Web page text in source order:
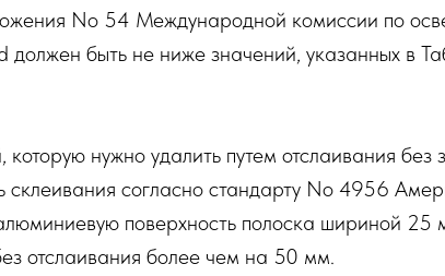
No 54 Международной комиссии по
быть не ниже значений, указанных в
нужно удалить путем отслаивания без
склеивания согласно стандарту No 4956
поверхность полоска шириной 25
отслаивания более чем на 50 мм.